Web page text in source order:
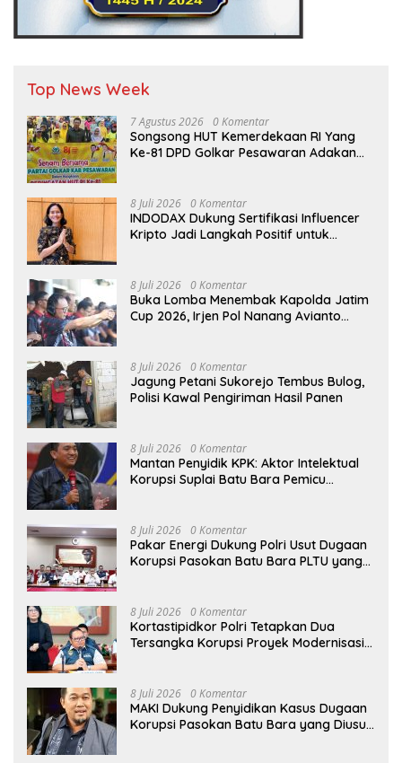
Top News Week
7 Agustus 2026 0 Komentar
Songsong HUT Kemerdekaan RI Yang
Ke-81 DPD Golkar Pesawaran Adakan
8 Juli 2026 0 Komentar
INDODAX Dukung Sertifikasi Influencer
Kripto Jadi Langkah Positif untuk
8 Juli 2026 0 Komentar
Buka Lomba Menembak Kapolda Jatim
Cup 2026, Irjen Pol Nanang Avianto
8 Juli 2026 0 Komentar
Jagung Petani Sukorejo Tembus Bulog,
Polisi Kawal Pengiriman Hasil Panen
8 Juli 2026 0 Komentar
Mantan Penyidik KPK: Aktor Intelektual
Korupsi Suplai Batu Bara Pemicu
8 Juli 2026 0 Komentar
Pakar Energi Dukung Polri Usut Dugaan
Korupsi Pasokan Batu Bara PLTU yang
8 Juli 2026 0 Komentar
Kortastipidkor Polri Tetapkan Dua
Tersangka Korupsi Proyek Modernisasi
8 Juli 2026 0 Komentar
MAKI Dukung Penyidikan Kasus Dugaan
Korupsi Pasokan Batu Bara yang Diusut